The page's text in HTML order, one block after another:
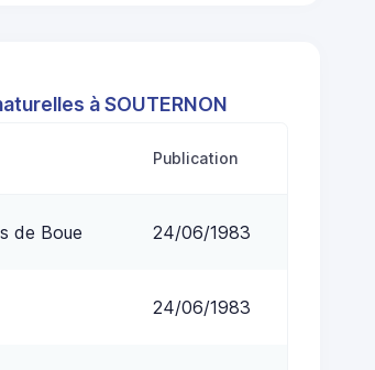
à SOUTERNON
Publication
de Boue 24/06/1983
24/06/1983